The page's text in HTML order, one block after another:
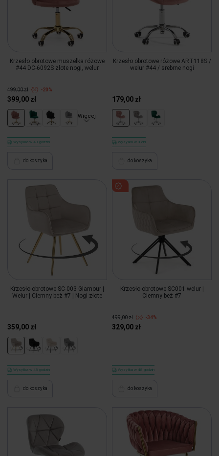
Krzesło obrotowe muszelka różowe
#44 DC-6092S złote nogi, welur
499,00 zł -20%
399,00 zł
Więcej
Wysyłka w 48 godzin
do koszyka
Krzesło obrotowe różowe ART118S /
welur #44 / srebrne nogi
179,00 zł
Wysyłka w 3 dni
do koszyka
Krzesło obrotowe SC-003 Glamour |
Welur | Ciemny beż #7 | Nogi złote
359,00 zł
Wysyłka w 48 godzin
do koszyka
Krzesło obrotowe SC001 welur |
Ciemny beż #7
499,00 zł -34%
329,00 zł
Wysyłka w 48 godzin
do koszyka